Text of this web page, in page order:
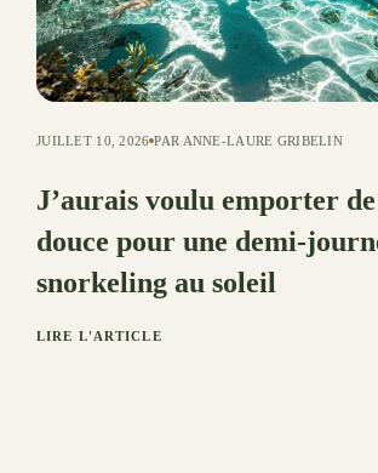
JUILLET 10, 2026 PAR ANNE-LAURE GRIBELIN
J’aurais voulu emporter de
douce pour une demi-
snorkeling au soleil
LIRE L'ARTICLE